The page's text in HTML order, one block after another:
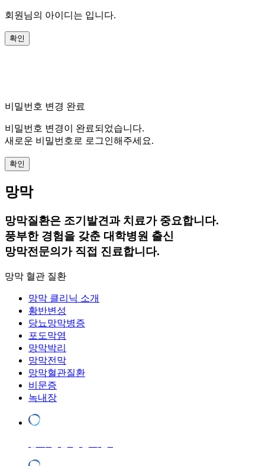
회원님의 아이디는 입니다.
비밀번호 변경 완료
비밀번호 변경이 완료되었습니다.
새로운 비밀번호로 로그인해주세요.
망막
망막질환은 조기발견과 치료가 중요합니다.
풍부한 경험을 갖춘 대학병원 출신
망막전문의가 직접 진료합니다.
망막 혈관 질환
망막 클리닉 소개
황반변성
당뇨망막병증
포도막염
망막박리
망막전막
망막혈관질환
비문증
녹내장